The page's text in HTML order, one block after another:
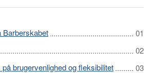
Barberskabet
brugervenlighed og fleksibilitet